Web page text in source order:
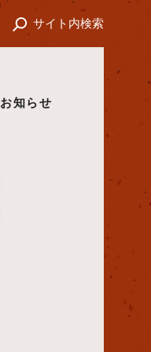
サイト内検索
お知らせ